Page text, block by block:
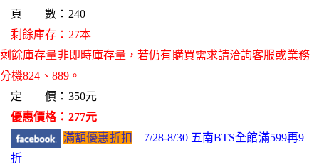
頁 數：240
剩餘庫存：27本
剩餘庫存量非即時庫存量，若仍有購買需求請洽詢客服或業務
分機824、889。
定 價：350元
優惠價格：277元
滿額優惠折扣
7/28-8/30 五南BTS全館滿599再9
折